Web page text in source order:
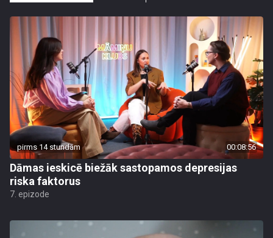
pirms 14 stundām 00:08:56
Dāmas ieskicē biežāk sastopamos depresijas
riska faktorus
7. epizode